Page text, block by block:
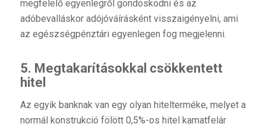
megfelelő egyenlegről gondoskodni és az
adóbevalláskor adójóváírásként visszaigényelni, ami
az egészségpénztári egyenlegen fog megjelenni.
5. Megtakarításokkal csökkentett
hitel
Az egyik banknak van egy olyan hitelterméke, melyet a
normál konstrukció fölött 0,5%-os hitel kamatfelár